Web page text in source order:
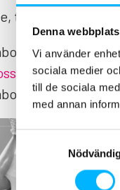
Denna
Vi använder
sociala medier
till de sociala
med annan
Samtyckesval
take the chance
all our
Future on